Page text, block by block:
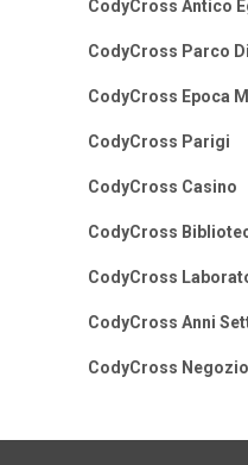
CodyCross Antico
CodyCross Parco
CodyCross Epoca
CodyCross Parigi
CodyCross Casino
CodyCross
CodyCross
CodyCross Anni
CodyCross